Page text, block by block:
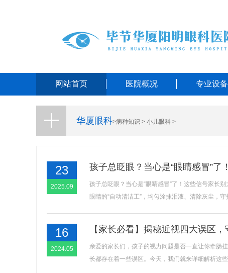
网站首页 医院概况 专业设备
华厦眼科>病种知识 > 小儿眼科 >
23
2025.09
孩子总眨眼？当心是“眼睛感冒”了
孩子总眨眼？当心是“眼睛感冒”了！这些信号家长
眼睛的“自动清洁工”，均匀涂抹泪液、清除灰尘，
16
2024.05
【家长必看】揭秘近视四大误区，
亲爱的家长们，孩子的视力问题是否一直让你牵肠
长都存在着一些误区。今天，我们就来详细解析这